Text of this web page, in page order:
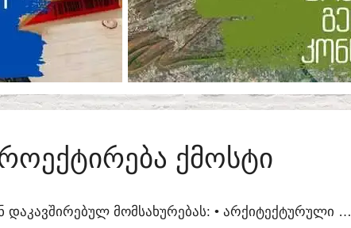
ᲥᲛᲝᲡᲢᲘ
ᲓᲐᲙᲐᲕᲨᲘᲠᲔᲑᲣᲚ ᲛᲝᲛᲡᲐᲮᲣᲠᲔᲑᲐᲡ:​ • ᲐᲠᲥᲘᲢᲔᲥᲢᲣᲠᲣᲚᲘ …